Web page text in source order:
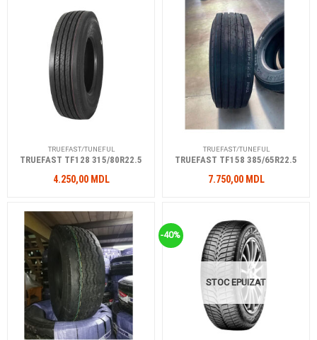
TRUEFAST/TUNEFUL
TRUEFAST TF128 315/80R22.5
4.250,00 MDL
TRUEFAST/TUNEFUL
TRUEFAST TF158 385/65R22.5
7.750,00 MDL
-40%
STOC EPUIZAT